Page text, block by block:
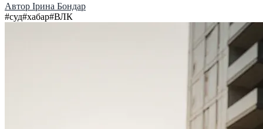
Автор Ірина Бондар
#суд#хабар#ВЛК